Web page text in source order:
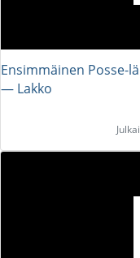
Ensimmäinen Posse-
― Lakko